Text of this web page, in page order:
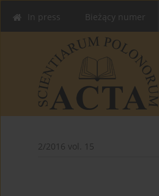
In press Bieżący numer
2/2016 vol. 15